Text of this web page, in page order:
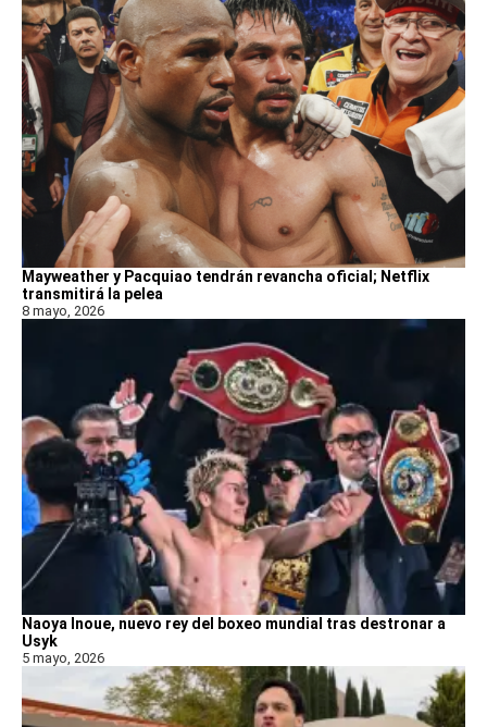
Mayweather y Pacquiao tendrán revancha oficial; Netflix
transmitirá la pelea
8 mayo, 2026
Naoya Inoue, nuevo rey del boxeo mundial tras destronar a
Usyk
5 mayo, 2026